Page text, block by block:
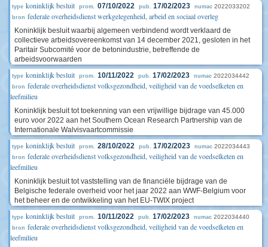
type koninklijk besluit prom. 07/10/2022 pub. 17/02/2023 numac 2022033202
bron federale overheidsdienst werkgelegenheid, arbeid en sociaal overleg
Koninklijk besluit waarbij algemeen verbindend wordt verklaard de
collectieve arbeidsovereenkomst van 14 december 2021, gesloten in het
Paritair Subcomité voor de betonindustrie, betreffende de
arbeidsvoorwaarden
type koninklijk besluit prom. 10/11/2022 pub. 17/02/2023 numac 2022034442
bron federale overheidsdienst volksgezondheid, veiligheid van de voedselketen en
leefmilieu
Koninklijk besluit tot toekenning van een vrijwillige bijdrage van 45.000
euro voor 2022 aan het Southern Ocean Research Partnership van de
Internationale Walvisvaartcommissie
type koninklijk besluit prom. 28/10/2022 pub. 17/02/2023 numac 2022034443
bron federale overheidsdienst volksgezondheid, veiligheid van de voedselketen en
leefmilieu
Koninklijk besluit tot vaststelling van de financiële bijdrage van de
Belgische federale overheid voor het jaar 2022 aan WWF-Belgium voor
het beheer en de ontwikkeling van het EU-TWIX project
type koninklijk besluit prom. 10/11/2022 pub. 17/02/2023 numac 2022034440
bron federale overheidsdienst volksgezondheid, veiligheid van de voedselketen en
leefmilieu